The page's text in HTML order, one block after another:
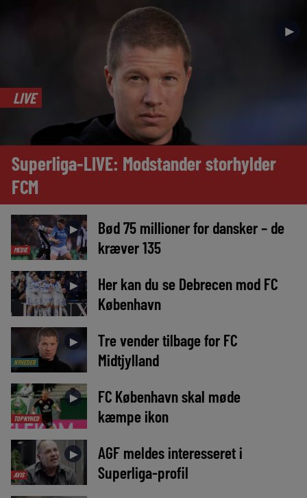
►
LIVE
Superliga-LIVE: Modstander storhylder
FCM
MEDIE
►
Bød 75 millioner for dansker – de
kræver 135
►
Her kan du se Debrecen mod FC
København
NYHEDER
►
Tre vender tilbage for FC
Midtjylland
TOPNYHED
►
FC København skal møde
kæmpe ikon
AVIS
►
AGF meldes interesseret i
Superliga-profil